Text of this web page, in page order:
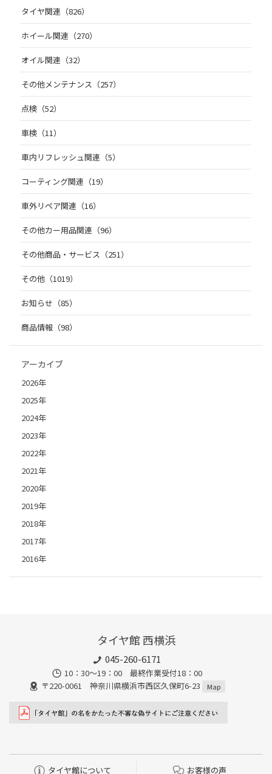
タイヤ関連（826）
ホイール関連（270）
オイル関連（32）
その他メンテナンス（257）
点検（52）
車検（11）
車内リフレッシュ関連（5）
コーティング関連（19）
車外リペア関連（16）
その他カー用品関連（96）
その他商品・サービス（251）
その他（1019）
お知らせ（85）
商品情報（98）
アーカイブ
2026年
2025年
2024年
2023年
2022年
2021年
2020年
2019年
2018年
2017年
2016年
タイヤ館 西横浜
045-260-6171
10：30～19：00 最終作業受付18：00
〒220-0061 神奈川県横浜市西区久保町6-23
Map
タイヤ館について お客様の声